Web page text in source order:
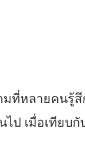
มที่หลายคนรู้
ไป เมื่อเทียบ